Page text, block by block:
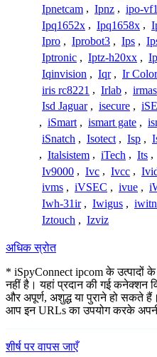
Ipnetcam , Ipnz , ipo-
Ipq1652x , Ipq1658x ,
Ipro , Iprobot3 , Ips ,
Iptronic , Iptz-h20xx ,
Iqinvision , Iqr , Ir
iris rc8221 , Irlab , irmas
Isd Jaguar , isecure ,
, iSmart , ismart gate ,
iSnatch , Isotect , Isp ,
, Italsistem , iTech , Its ,
Iv9000 , Ivc , Ivcc ,
ivms , iVSEC , ivue ,
Iwh-31ir , Iwigus ,
Iztouch , Izviz
अधिक स्रोत
* iSpyConnect ipcom के उत्पादों
नहीं है। यहां प्रदान की गई कनेक्शन
और अपूर्ण, अशुद्ध या पुराने हो सकते
आप इन URLs का उपयोग करके
शीर्ष पर वापस जाएँ